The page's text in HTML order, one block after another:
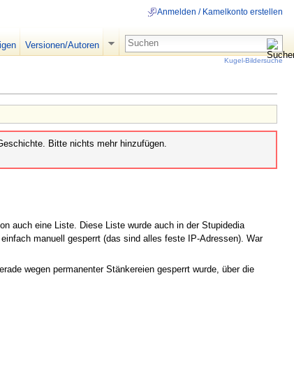
Bitte nichts mehr hinzufügen.
auch eine Liste. Diese Liste wurde auch in der Stupidedia
manuell gesperrt (das sind alles feste IP-Adressen). War
wegen permanenter Stänkereien gesperrt wurde, über die
Anmelden / Kamelkonto erstellen
Versionen/Autoren
Kugel-Bildersuche